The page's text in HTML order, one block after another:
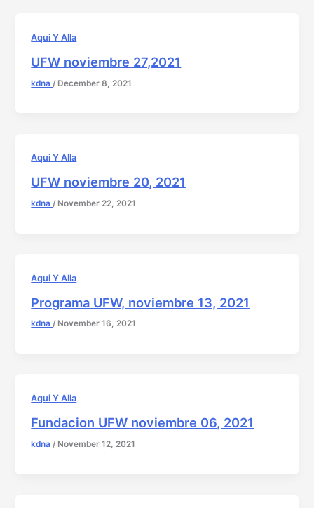
Aqui Y Alla
UFW noviembre 27,2021
kdna / December 8, 2021
Aqui Y Alla
UFW noviembre 20, 2021
kdna/ November 22, 2021
Aqui Y Alla
Programa UFW, noviembre 13, 2021
kdna/ November 16, 2021
Aqui Y Alla
Fundacion UFW noviembre 06, 2021
kdna/ November 12, 2021